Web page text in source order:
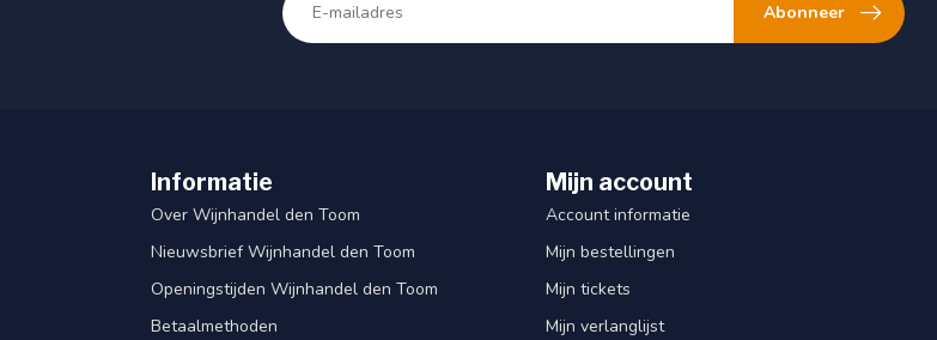
Abonneer
Informatie
Over Wijnhandel den Toom
Nieuwsbrief Wijnhandel den Toom
Openingstijden Wijnhandel den Toom
Betaalmethoden
Mijn account
Account informatie
Mijn bestellingen
Mijn tickets
Mijn verlanglijst